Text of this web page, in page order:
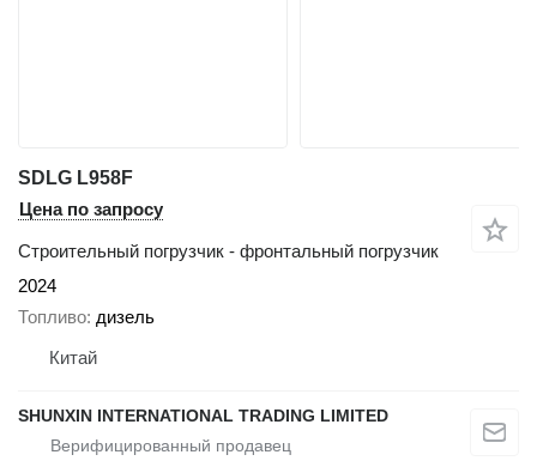
SDLG L958F
Цена по запросу
Строительный погрузчик - фронтальный погрузчик
2024
Топливо дизель
Китай
SHUNXIN INTERNATIONAL TRADING LIMITED